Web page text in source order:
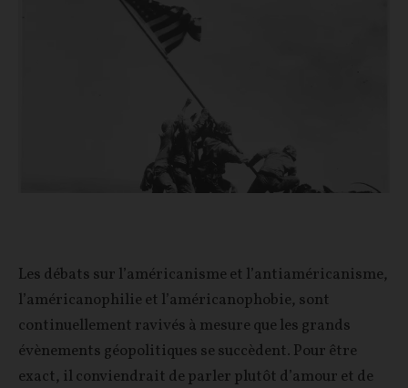
Les débats sur l’américanisme et l’antiaméricanisme,
l’américanophilie et l’américanophobie, sont
continuellement ravivés à mesure que les grands
évènements géopolitiques se succèdent. Pour être
exact, il conviendrait de parler plutôt d’amour et de